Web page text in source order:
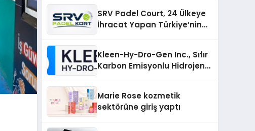
SRV Padel Court, 24 Ülkeye
İhracat Yapan Türkiye’nin
Kleen-Hy-Dro-Gen Inc., Sıfır
Karbon Emisyonlu Hidrojen
Aldı
Marie Rose kozmetik
sektörüne giriş yaptı